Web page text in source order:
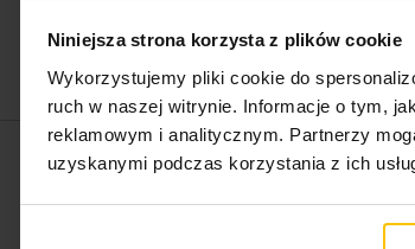
Niniejsza strona korzysta z plików cookie
Wykorzystujemy pliki cookie do
ruch w naszej witrynie. Informacje o tym,
reklamowym i analitycznym. Partnerzy
uzyskanymi podczas korzystania z ich